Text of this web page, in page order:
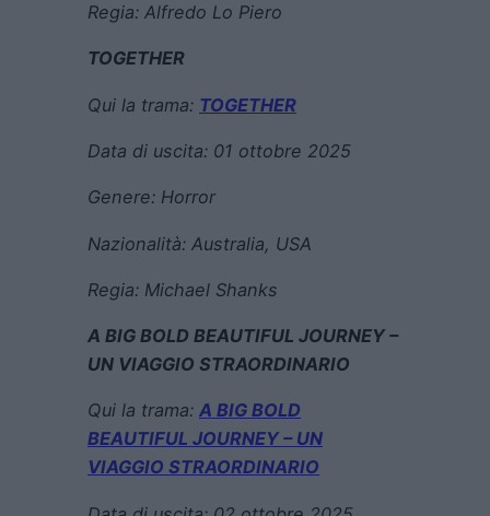
Regia: Alfredo Lo Piero
TOGETHER
Qui la trama: TOGETHER
Data di uscita: 01 ottobre 2025
Genere: Horror
Nazionalità: Australia, USA
Regia: Michael Shanks
A BIG BOLD BEAUTIFUL JOURNEY –
UN VIAGGIO STRAORDINARIO
Qui la trama: A BIG BOLD
BEAUTIFUL JOURNEY – UN
VIAGGIO STRAORDINARIO